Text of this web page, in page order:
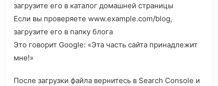
загрузите его в каталог домашней страницы
Если вы проверяете www.example.com/blog,
загрузите его в папку блога
Это говорит Google: «Эта часть сайта принадлежит
мне!»
После загрузки файла вернитесь в Search Console и